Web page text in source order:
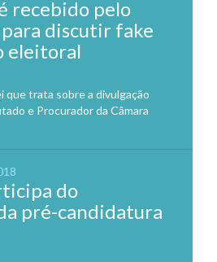
recebido pelo
discutir fake
eleitoral
trata sobre a divulgação
e Procurador da Câmara
do
pré-candidatura